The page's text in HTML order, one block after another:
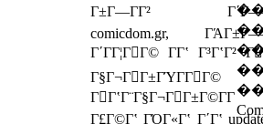
Γ±Γ―ΓΓ²
comicdom.gr,
Γ΄ΓΓ¦ΓΓ© Γ­Γʽ Γ³ΓʽΓ²
Γ§Γ¬ΓΓ±ΓΎΓ­ΓΓ©
ΓΓʽΓ¨Γ§Γ¬ΓΓ±Γ©Γ­Γ
Γ£Γ©Γʽ ΓΌΓ«Γʽ Γ΄Γʽ